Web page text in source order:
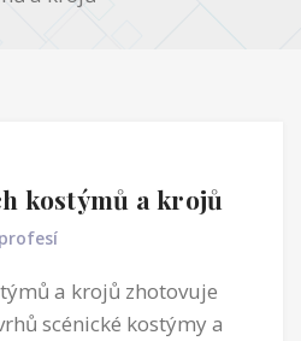
kostýmů a krojů
a krojů zhotovuje
scénické kostýmy a